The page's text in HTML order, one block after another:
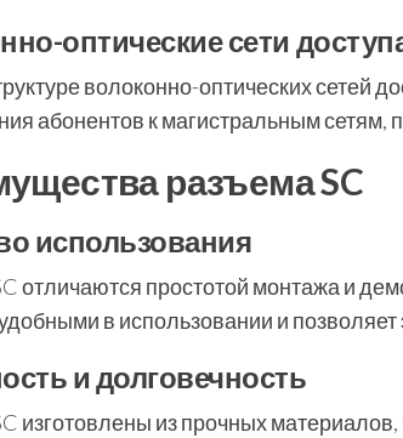
оптические сети
волоконно-оптических сетей
абонентов к магистральным сетям,
разъема SC
использования
отличаются простотой монтажа и
в использовании и
и долговечность
изготовлены из прочных